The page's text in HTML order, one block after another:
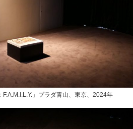
」プラダ青山、東京、2024年